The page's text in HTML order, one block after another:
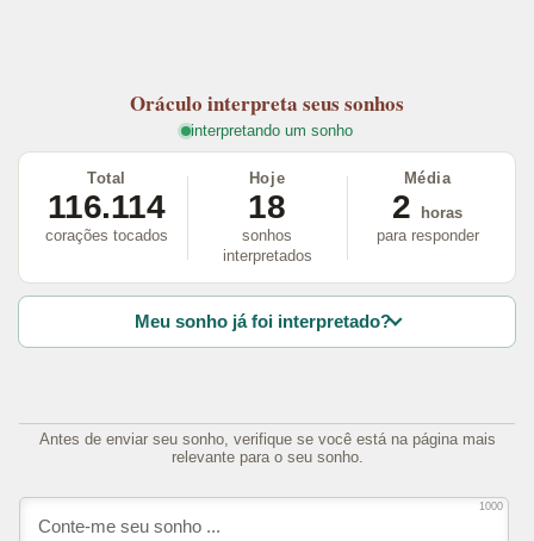
Oráculo interpreta seus sonhos
interpretando um sonho
Total
116.114
corações tocados
Hoje
18
sonhos
interpretados
Média
2
horas
para responder
Meu sonho já foi interpretado?
Antes de enviar seu sonho, verifique se você está na página mais
relevante para o seu sonho.
1000